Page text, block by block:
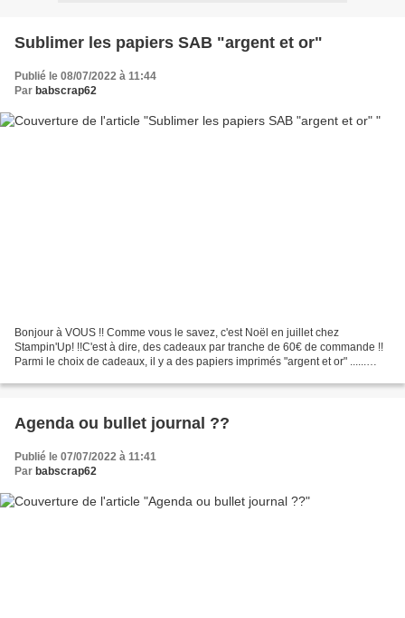
Sublimer les papiers SAB "argent et or"
Publié le 08/07/2022 à 11:44
Par babscrap62
Bonjour à VOUS !! Comme vous le savez, c'est Noël en juillet chez
Stampin'Up! !!C'est à dire, des cadeaux par tranche de 60€ de commande !!
Parmi le choix de cadeaux, il y a des papiers imprimés "argent et or" ......
Agenda ou bullet journal ??
Publié le 07/07/2022 à 11:41
Par babscrap62